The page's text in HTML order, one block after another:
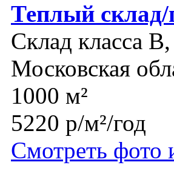
Теплый склад/
Склад класса
Московская
1000 м²
5220 р/м²/год
Смотреть фото